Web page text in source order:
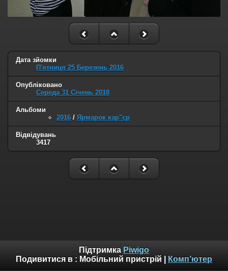
Дата зйомки
П'ятниця 25 Березень 2016
Опубліковано
Середа 31 Січень 2018
Альбоми
2016 / Ярмарок кар"єр
Відвідувань
3417
Підтримка Piwigo
Подивитися в : Мобільний пристрій Комп’ютер